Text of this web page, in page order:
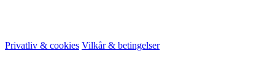
Privatliv & cookies Vilkår & betingelser